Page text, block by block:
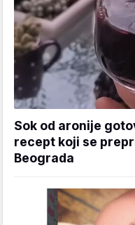
Sok od aronije
recept koji se
Beograda